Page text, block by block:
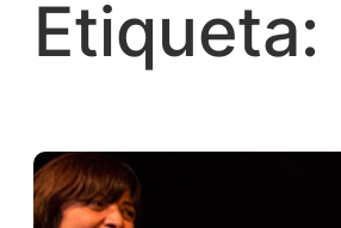
Etiqueta: